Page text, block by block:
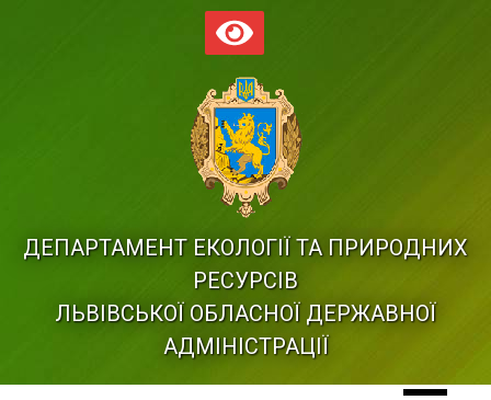
ДЕПАРТАМЕНТ ЕКОЛОГІЇ ТА ПРИРОДНИХ
РЕСУРСІВ
ЛЬВІВСЬКОЇ ОБЛАСНОЇ ДЕРЖАВНОЇ
АДМІНІСТРАЦІЇ